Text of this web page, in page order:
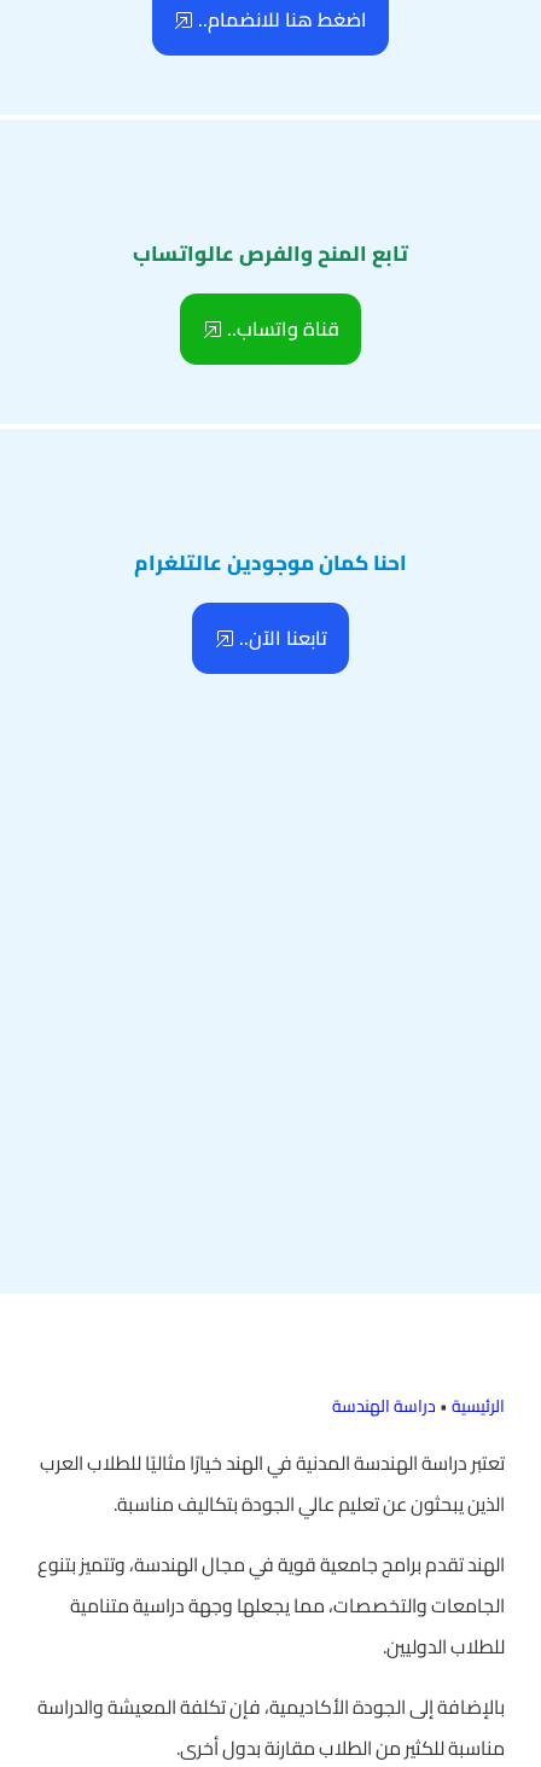
اضغط هنا للانضمام..
تابع المنح والفرص عالواتساب
قناة واتساب..
احنا كمان موجودين عالتلغرام
تابعنا الآن..
الرئيسية•دراسة الهندسة
تعتبر دراسة الهندسة المدنية في الهند خيارًا مثاليًا للطلاب العرب
الذين يبحثون عن تعليم عالي الجودة بتكاليف مناسبة.
الهند تقدم برامج جامعية قوية في مجال الهندسة، وتتميز بتنوع
الجامعات والتخصصات، مما يجعلها وجهة دراسية متنامية
للطلاب الدوليين.
بالإضافة إلى الجودة الأكاديمية، فإن تكلفة المعيشة والدراسة
مناسبة للكثير من الطلاب مقارنة بدول أخرى.